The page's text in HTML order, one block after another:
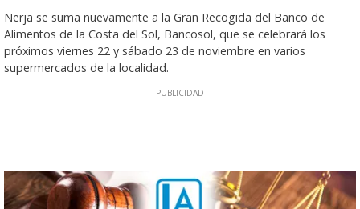
Nerja se suma nuevamente a la Gran Recogida del Banco de
Alimentos de la Costa del Sol, Bancosol, que se celebrará los
próximos viernes 22 y sábado 23 de noviembre en varios
supermercados de la localidad.